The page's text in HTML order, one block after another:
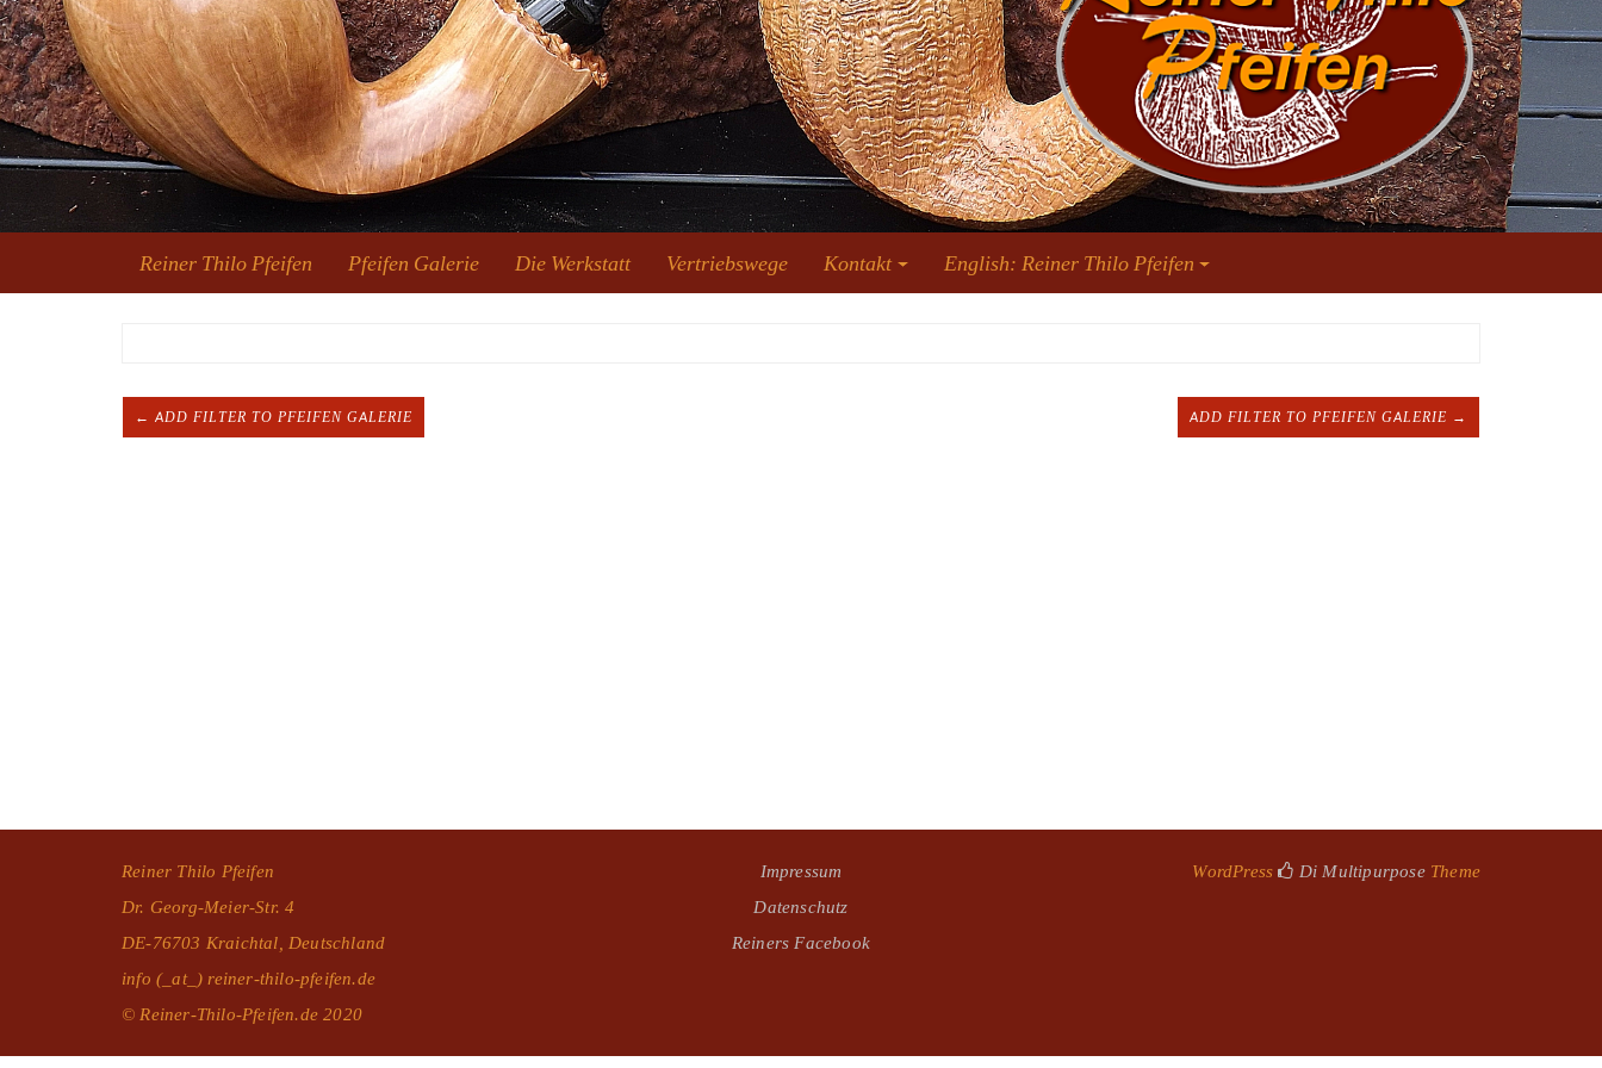
Reiner Thilo Pfeifen Pfeifen Galerie Die Werkstatt Vertriebswege Kontakt English: Reiner Thilo Pfeifen
← ADD FILTER TO PFEIFEN GALERIE ADD FILTER TO PFEIFEN GALERIE →
Reiner Thilo Pfeifen
Dr. Georg-Meier-Str. 4
DE-76703 Kraichtal, Deutschland
info (_at_) reiner-thilo-pfeifen.de
© Reiner-Thilo-Pfeifen.de 2020
Impressum
Datenschutz
Reiners Facebook
WordPress Di MultipurposeTheme